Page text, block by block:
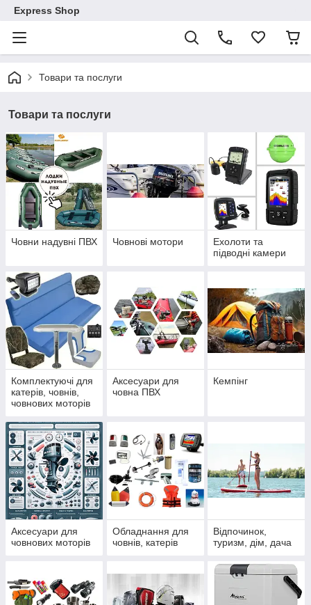
Express Shop
Товари та послуги
Товари та послуги
Човни надувні ПВХ Човнові мотори
Ехолоти та
підводні камери
Комплектуючі для
катерів, човнів,
човнових моторів
Аксесуари для
човна ПВХ
Кемпінг
Аксесуари для
човнових моторів
Обладнання для
човнів, катерів
Відпочинок,
туризм, дім, дача